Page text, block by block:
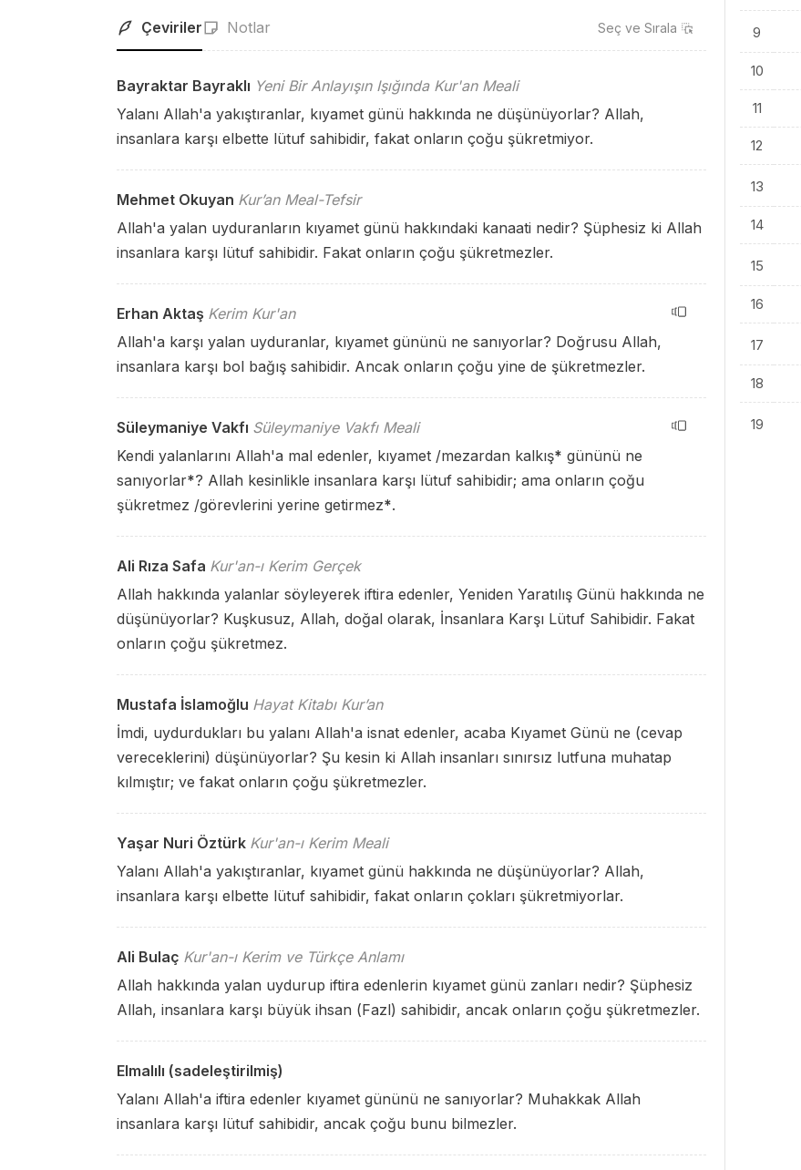
Çeviriler Notlar Seç ve Sırala
Bayraktar Bayraklı Yeni Bir Anlayışın Işığında Kur'an Meali
Yalanı Allah'a yakıştıranlar, kıyamet günü hakkında ne düşünüyorlar? Allah,
insanlara karşı elbette lütuf sahibidir, fakat onların çoğu şükretmiyor.
Mehmet Okuyan Kur’an Meal-Tefsir
Allah'a yalan uyduranların kıyamet günü hakkındaki kanaati nedir? Şüphesiz ki Allah
insanlara karşı lütuf sahibidir. Fakat onların çoğu şükretmezler.
Erhan Aktaş Kerim Kur'an
Allah'a karşı yalan uyduranlar, kıyamet gününü ne sanıyorlar? Doğrusu Allah,
insanlara karşı bol bağış sahibidir. Ancak onların çoğu yine de şükretmezler.
Süleymaniye Vakfı Süleymaniye Vakfı Meali
Kendi yalanlarını Allah'a mal edenler, kıyamet /mezardan kalkış* gününü ne
sanıyorlar*? Allah kesinlikle insanlara karşı lütuf sahibidir; ama onların çoğu
şükretmez /görevlerini yerine getirmez*.
Ali Rıza Safa Kur'an-ı Kerim Gerçek
Allah hakkında yalanlar söyleyerek iftira edenler, Yeniden Yaratılış Günü hakkında ne
düşünüyorlar? Kuşkusuz, Allah, doğal olarak, İnsanlara Karşı Lütuf Sahibidir. Fakat
onların çoğu şükretmez.
Mustafa İslamoğlu Hayat Kitabı Kur’an
İmdi, uydurdukları bu yalanı Allah'a isnat edenler, acaba Kıyamet Günü ne (cevap
vereceklerini) düşünüyorlar? Şu kesin ki Allah insanları sınırsız lutfuna muhatap
kılmıştır; ve fakat onların çoğu şükretmezler.
Yaşar Nuri Öztürk Kur'an-ı Kerim Meali
Yalanı Allah'a yakıştıranlar, kıyamet günü hakkında ne düşünüyorlar? Allah,
insanlara karşı elbette lütuf sahibidir, fakat onların çokları şükretmiyorlar.
Ali Bulaç Kur'an-ı Kerim ve Türkçe Anlamı
Allah hakkında yalan uydurup iftira edenlerin kıyamet günü zanları nedir? Şüphesiz
Allah, insanlara karşı büyük ihsan (Fazl) sahibidir, ancak onların çoğu şükretmezler.
Elmalılı (sadeleştirilmiş)
Yalanı Allah'a iftira edenler kıyamet gününü ne sanıyorlar? Muhakkak Allah
insanlara karşı lütuf sahibidir, ancak çoğu bunu bilmezler.
9
10
11
12
13
14
15
16
17
18
19